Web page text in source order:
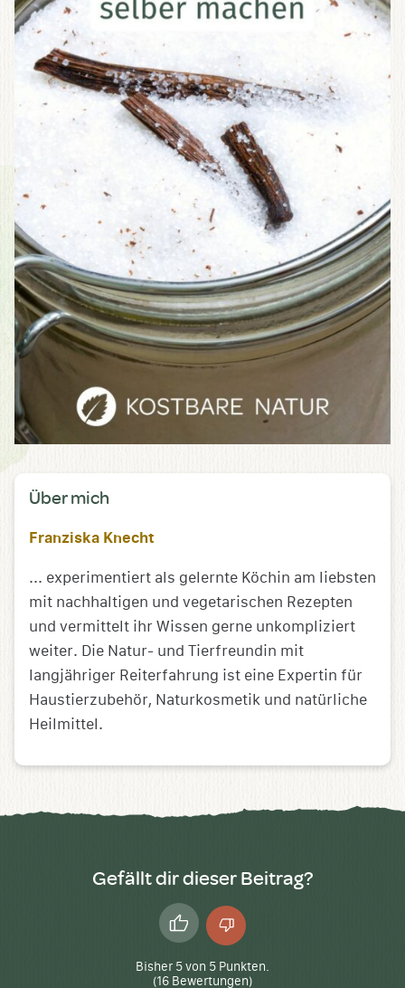
Über mich
Franziska Knecht
... experimentiert als gelernte Köchin am liebsten
mit nachhaltigen und vegetarischen Rezepten
und vermittelt ihr Wissen gerne unkompliziert
weiter. Die Natur- und Tierfreundin mit
langjähriger Reiterfahrung ist eine Expertin für
Haustierzubehör, Naturkosmetik und natürliche
Heilmittel.
Gefällt dir dieser Beitrag?
Daumen
hoch
Daumen
runter
Bisher 5von 5 Punkten.
(16 Bewertungen)